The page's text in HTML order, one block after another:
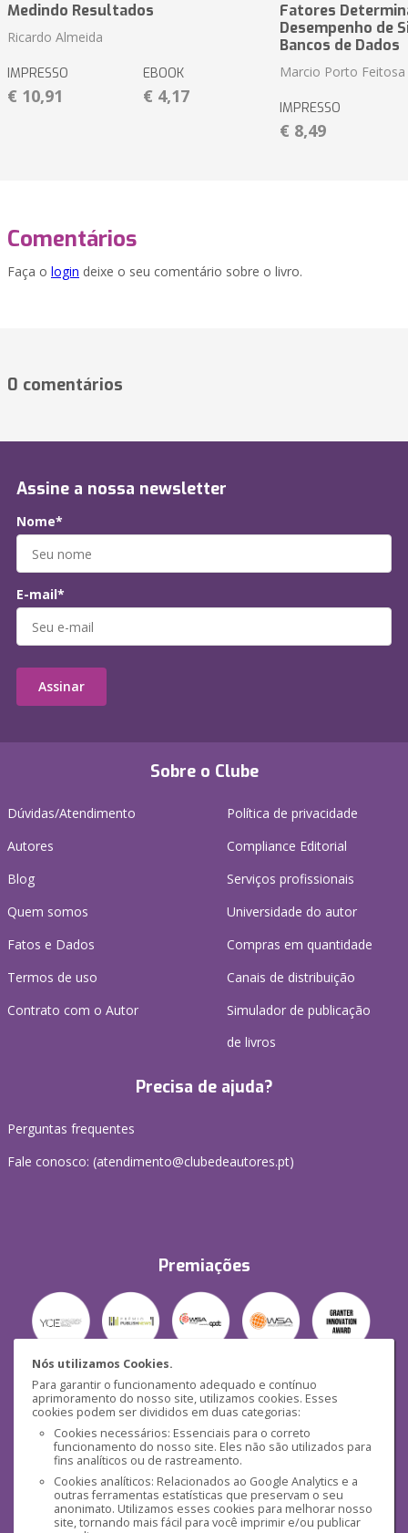
Nós utilizamos Cookies.
Para garantir o funcionamento adequado e contínuo
aprimoramento do nosso site, utilizamos cookies. Esses
cookies podem ser divididos em duas categorias:
Cookies necessários: Essenciais para o correto
funcionamento do nosso site. Eles não são utilizados para
fins analíticos ou de rastreamento.
Cookies analíticos: Relacionados ao Google Analytics e a
outras ferramentas estatísticas que preservam o seu
anonimato. Utilizamos esses cookies para melhorar nosso
site, tornando mais fácil para você imprimir e/ou publicar
Medindo Resultados
Ricardo Almeida
IMPRESSO
€ 10,91
EBOOK
€ 4,17
Fatores
Desempenho de
Bancos de Dados
Marcio Porto Feitosa
IMPRESSO
€ 8,49
Comentários
Faça o login deixe o seu comentário sobre o livro.
0 comentários
Sobre o Clube
Dúvidas/Atendimento
Autores
Blog
Quem somos
Fatos e Dados
Termos de uso
Contrato com o Autor
Política de privacidade
Compliance Editorial
Serviços profissionais
Universidade do autor
Compras em quantidade
Canais de distribuição
Simulador de publicação
de livros
Precisa de ajuda?
Perguntas frequentes
Fale conosco: (atendimento@clubedeautores.pt)
Premiações
Segurança
Mídias Sociais
Assine a nossa newsletter
Nome*
E-mail*
Assinar